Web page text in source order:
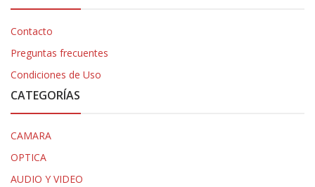
Contacto
Preguntas frecuentes
Condiciones de Uso
CATEGORÍAS
CAMARA
OPTICA
AUDIO Y VIDEO